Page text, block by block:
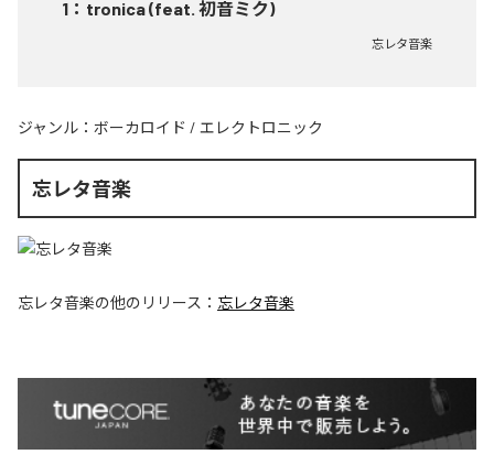
1 ： tronica (feat. 初音ミク)
忘レタ音楽
ジャンル： ボーカロイド / エレクトロニック
忘レタ音楽
忘レタ音楽の他のリリース： 忘レタ音楽